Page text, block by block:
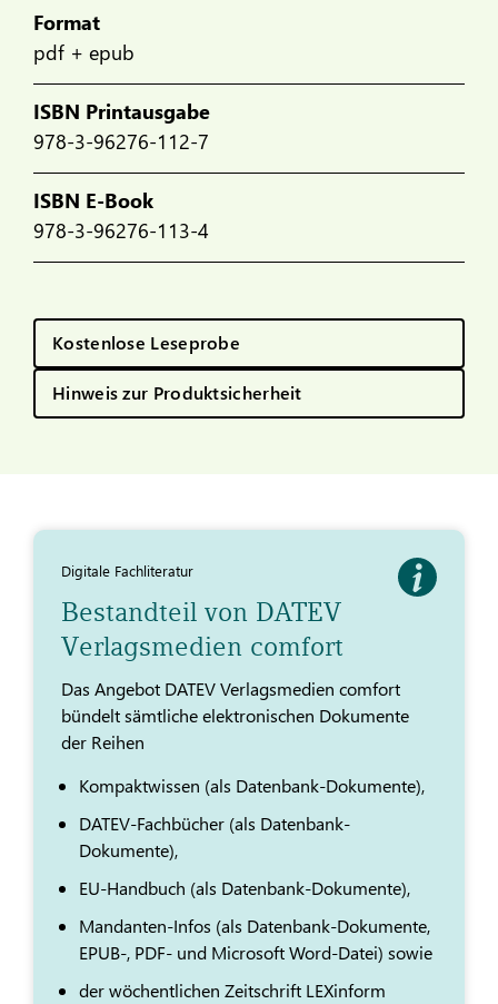
Format
pdf + epub
ISBN Printausgabe
978-3-96276-112-7
ISBN E-Book
978-3-96276-113-4
Kostenlose Leseprobe
Hinweis zur Produktsicherheit
Digitale Fachliteratur
Bestandteil von DATEV
Verlagsmedien comfort
Das Angebot DATEV Verlagsmedien comfort
bündelt sämtliche elektronischen Dokumente
der Reihen
Kompaktwissen (als Datenbank-Dokumente),
DATEV-Fachbücher (als Datenbank-
Dokumente),
EU-Handbuch (als Datenbank-Dokumente),
Mandanten-Infos (als Datenbank-Dokumente,
EPUB-, PDF- und Microsoft Word-Datei) sowie
der wöchentlichen Zeitschrift LEXinform